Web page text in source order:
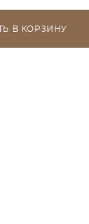
В КОРЗИНУ